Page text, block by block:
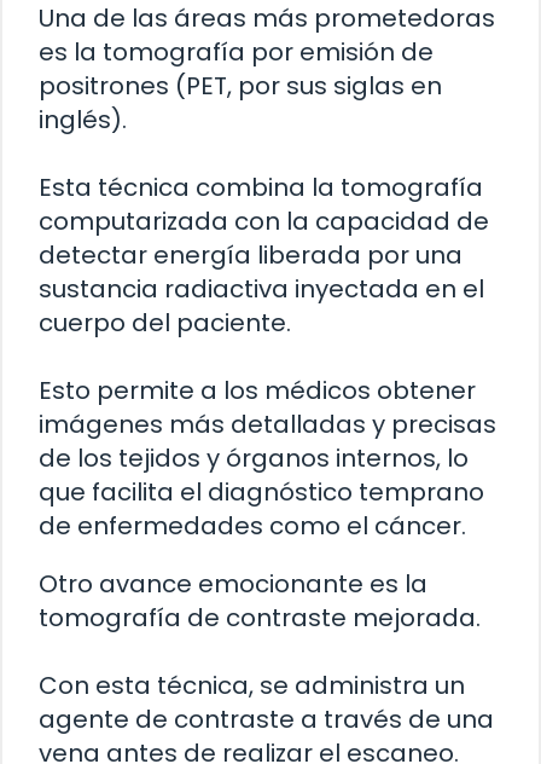
Una de las áreas más prometedoras
es la tomografía por emisión de
positrones (PET, por sus siglas en
inglés).
Esta técnica combina la tomografía
computarizada con la capacidad de
detectar energía liberada por una
sustancia radiactiva inyectada en el
cuerpo del paciente.
Esto permite a los médicos obtener
imágenes más detalladas y precisas
de los tejidos y órganos internos, lo
que facilita el diagnóstico temprano
de enfermedades como el cáncer.
Otro avance emocionante es la
tomografía de contraste mejorada.
Con esta técnica, se administra un
agente de contraste a través de una
vena antes de realizar el escaneo.